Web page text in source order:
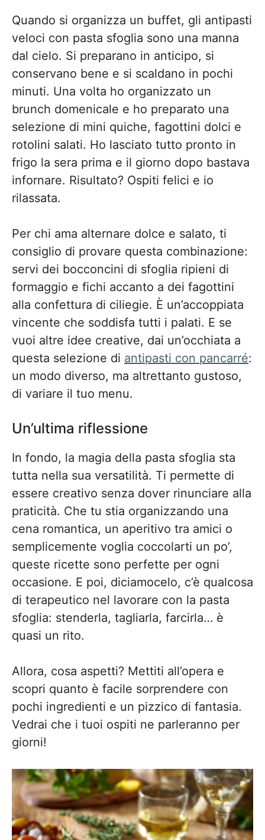
Quando si organizza un buffet, gli antipasti
veloci con pasta sfoglia sono una manna
dal cielo. Si preparano in anticipo, si
conservano bene e si scaldano in pochi
minuti. Una volta ho organizzato un
brunch domenicale e ho preparato una
selezione di mini quiche, fagottini dolci e
rotolini salati. Ho lasciato tutto pronto in
frigo la sera prima e il giorno dopo bastava
infornare. Risultato? Ospiti felici e io
rilassata.
Per chi ama alternare dolce e salato, ti
consiglio di provare questa combinazione:
servi dei bocconcini di sfoglia ripieni di
formaggio e fichi accanto a dei fagottini
alla confettura di ciliegie. È un’accoppiata
vincente che soddisfa tutti i palati. E se
vuoi altre idee creative, dai un’occhiata a
questa selezione di antipasti con pancarré:
un modo diverso, ma altrettanto gustoso,
di variare il tuo menu.
Un’ultima riflessione
In fondo, la magia della pasta sfoglia sta
tutta nella sua versatilità. Ti permette di
essere creativo senza dover rinunciare alla
praticità. Che tu stia organizzando una
cena romantica, un aperitivo tra amici o
semplicemente voglia coccolarti un po’,
queste ricette sono perfette per ogni
occasione. E poi, diciamocelo, c’è qualcosa
di terapeutico nel lavorare con la pasta
sfoglia: stenderla, tagliarla, farcirla… è
quasi un rito.
Allora, cosa aspetti? Mettiti all’opera e
scopri quanto è facile sorprendere con
pochi ingredienti e un pizzico di fantasia.
Vedrai che i tuoi ospiti ne parleranno per
giorni!